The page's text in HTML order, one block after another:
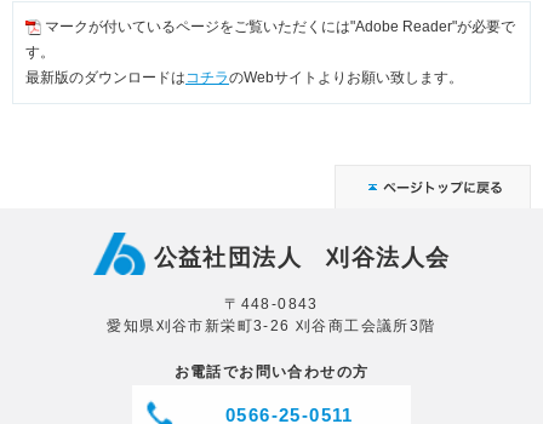
マークが付いているページをご覧いただくには"Adobe Reader"が必要で
す。
最新版のダウンロードはコチラのWebサイトよりお願い致します。
公益社団法人 刈谷法人会
〒448-0843
愛知県刈谷市新栄町3-26 刈谷商工会議所3階
お電話でお問い合わせの方
0566-25-0511